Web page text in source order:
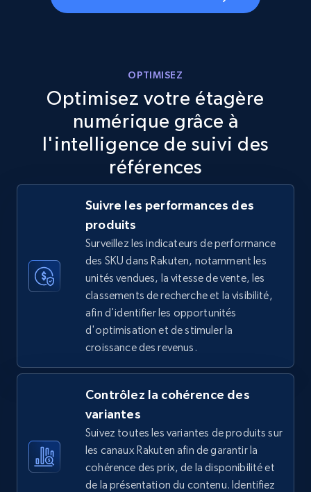
Specifications, Image urls, Top reviews, and
TikTok Shop
URL, Title, Available, Description, Currency, Initial
price, Final price, Discount percent, and more.
667+ Commencer
TikTok Shop - category
URL, Title, Available, Description, Currency, Initial
price, Final price, Discount percent, and more.
667+ Commencer
TikTok Shop - Collect TikTok shop products
by keywords search
URL, Title, Available, Description, Currency, Initial
price, Final price, Discount percent, and more.
OPTIMISEZ
Optimisez votre étagère
numérique grâce à
l'intelligence de suivi des
références
Suivre les performances des
produits
Surveillez les indicateurs de performance
des SKU dans Rakuten, notamment les
unités vendues, la vitesse de vente, les
classements de recherche et la visibilité,
afin d'identifier les opportunités
d'optimisation et de stimuler la
croissance des revenus.
Contrôlez la cohérence des
variantes
Suivez toutes les variantes de produits sur
les canaux Rakuten afin de garantir la
cohérence des prix, de la disponibilité et
de la présentation du contenu. Identifiez